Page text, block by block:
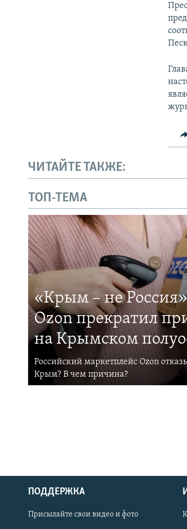
Українською
ЧИТАЙТЕ ТАКЖЕ:
ТОП-ТЕМА
«Крым – не
Ozon прекратил
на Крымском
Российский маркетплейс Ozon
Крым? В чем причина?
ПОДДЕРЖКА
Присылайте свои видео и фото